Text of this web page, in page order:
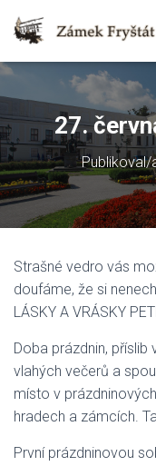
27.
Strašné vedro vás
doufáme, že si
LÁSKY A VRÁSKY
Doba prázdnin, příslib
vlahých večerů a
místo v
hradech a zámcích.
První prázdninovou